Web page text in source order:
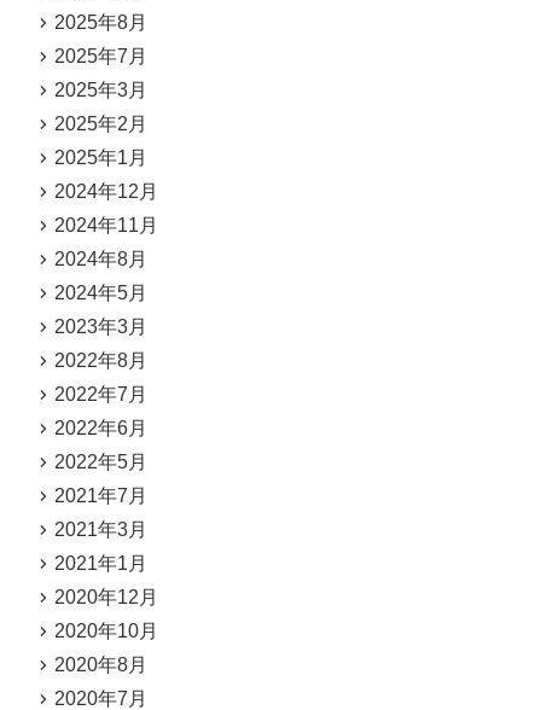
2025年8月
2025年7月
2025年3月
2025年2月
2025年1月
2024年12月
2024年11月
2024年8月
2024年5月
2023年3月
2022年8月
2022年7月
2022年6月
2022年5月
2021年7月
2021年3月
2021年1月
2020年12月
2020年10月
2020年8月
2020年7月